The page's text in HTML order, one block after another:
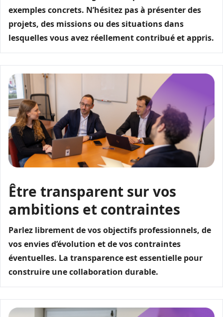
exemples concrets. N’hésitez pas à présenter des
projets, des missions ou des situations dans
lesquelles vous avez réellement contribué et appris.
Être transparent sur vos
ambitions et contraintes
Parlez librement de vos objectifs professionnels, de
vos envies d’évolution et de vos contraintes
éventuelles. La transparence est essentielle pour
construire une collaboration durable.